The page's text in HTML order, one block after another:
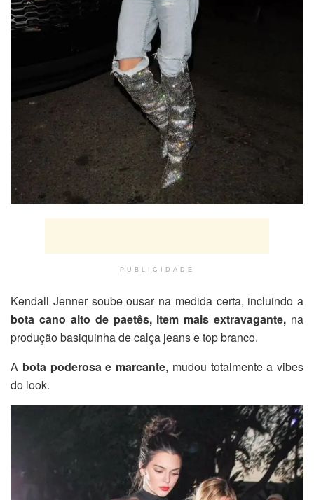
PUBLICIDADE
Kendall Jenner soube ousar na medida certa, incluindo a
bota cano alto de paetês, item mais extravagante, na
produção basiquinha de calça jeans e top branco.
A bota poderosa e marcante, mudou totalmente a vibes
do look.